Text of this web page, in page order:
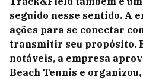
seguido nesse sentido. A
ações para se conectar
transmitir seu propósito.
notáveis, a empresa
Beach Tennis e organizou,